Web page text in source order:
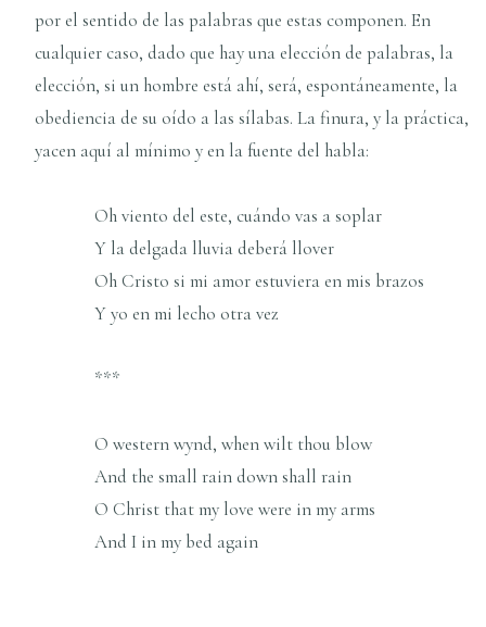
por el sentido de las palabras que estas componen. En
cualquier caso, dado que hay una elección de palabras, la
elección, si un hombre está ahí, será, espontáneamente, la
obediencia de su oído a las sílabas. La finura, y la práctica,
yacen aquí al mínimo y en la fuente del habla:
Oh viento del este, cuándo vas a soplar
Y la delgada lluvia deberá llover
Oh Cristo si mi amor estuviera en mis brazos
Y yo en mi lecho otra vez
***
O western wynd, when wilt thou blow
And the small rain down shall rain
O Christ that my love were in my arms
And I in my bed again